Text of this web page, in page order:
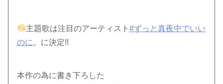
主題歌は注目のアーティスト #ずっと真夜中でいい
のに 。に決定!!
本作の為に書き下ろした